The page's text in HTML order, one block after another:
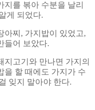
지를 볶아 수분을 날리
게 되었다.
아찌 , 가지밥이 있었고,
들어 보았다.
지고기와 만나면 가지의
을 할 때에도 가지가 수
잊지 말아야 한다.